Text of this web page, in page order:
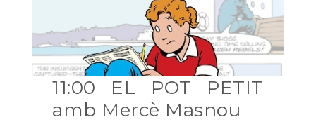
11:00 EL POT PETIT
amb Mercè Masnou